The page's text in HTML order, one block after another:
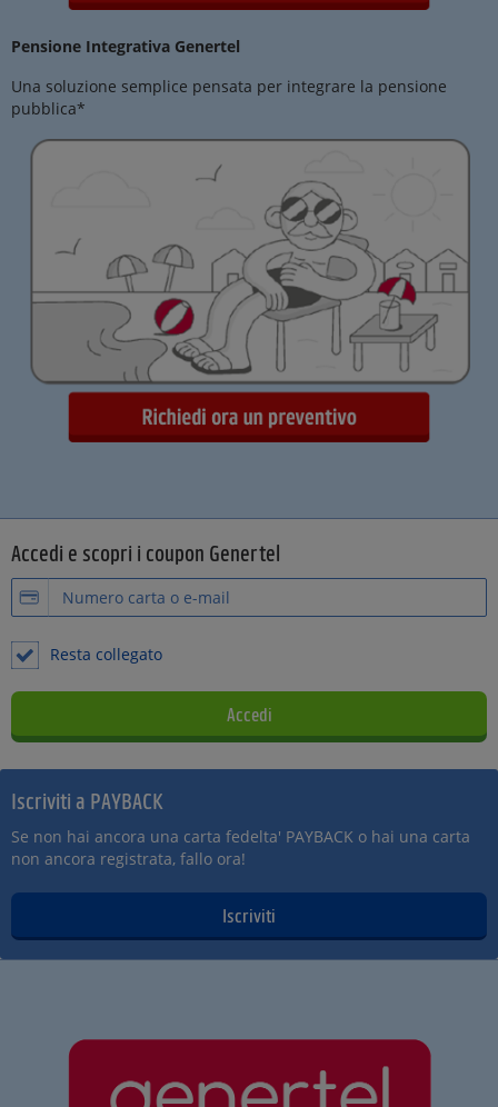
Pensione Integrativa Genertel
Una soluzione semplice pensata per integrare la pensione
pubblica*
Accedi e scopri i coupon Genertel
Resta collegato
Iscriviti a PAYBACK
Se non hai ancora una carta fedelta' PAYBACK o hai una carta
non ancora registrata, fallo ora!
Iscriviti